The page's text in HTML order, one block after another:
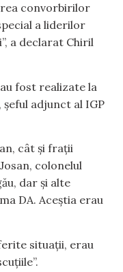
convorbirilor
a liderilor
a declarat Chiril
fost realizate la
adjunct al IGP
cât și frații
colonelul
dar și alte
DA. Aceștia erau
situații, erau